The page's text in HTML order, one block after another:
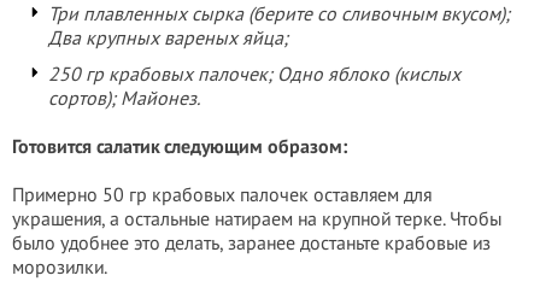
Три плавленных сырка (берите со сливочным вкусом);
Два крупных вареных яйца;
250 гр крабовых палочек; Одно яблоко (кислых
сортов); Майонез.
Готовится салатик следующим образом:
Примерно 50 гр крабовых палочек оставляем для
украшения, а остальные натираем на крупной терке. Чтобы
было удобнее это делать, заранее достаньте крабовые из
морозилки.